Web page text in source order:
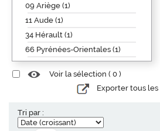
09 Ariège (1)
11 Aude (1)
34 Hérault (1)
66 Pyrénées-Orientales (1)
Voir la sélection ( 0 )
Exporter tous
Tri par :